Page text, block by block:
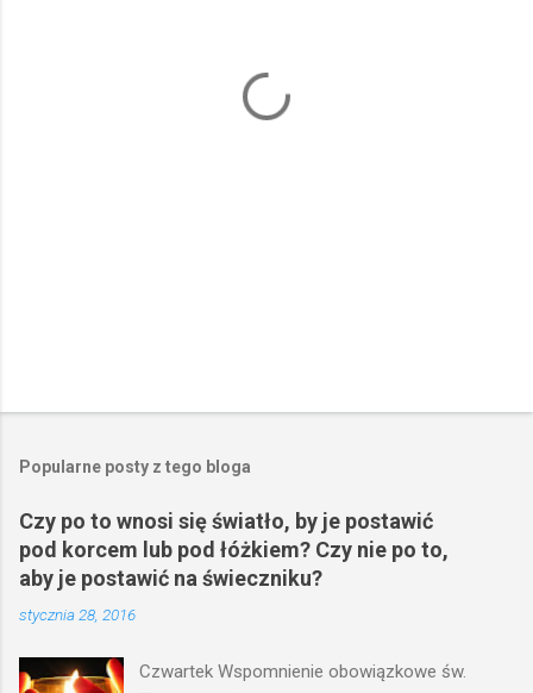
Popularne posty z tego bloga
Czy po to wnosi się światło, by je postawić
pod korcem lub pod łóżkiem? Czy nie po to,
aby je postawić na świeczniku?
stycznia 28, 2016
Czwartek Wspomnienie obowiązkowe św.